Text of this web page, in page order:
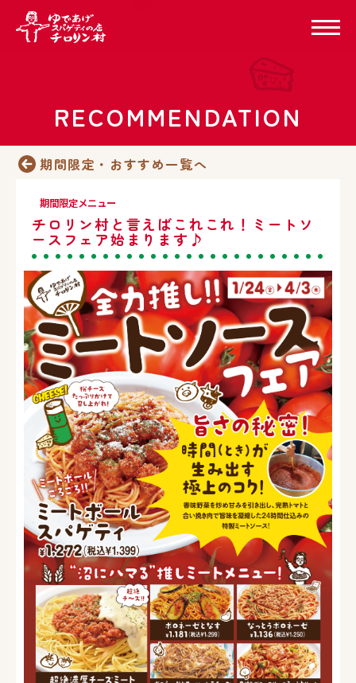
RECOMMENDATION
期間限定・おすすめ一覧へ
期間限定メニュー
チロリン村と言えばこれこれ！ミートソ
ースフェア始まります♪